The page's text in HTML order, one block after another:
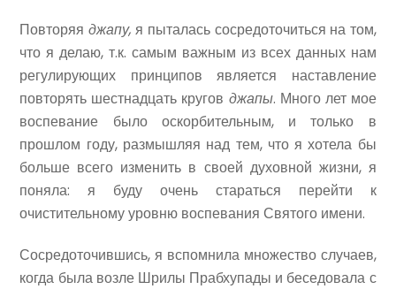
Повторяя джапу, я пыталась сосредоточиться на том,
что я делаю, т.к. самым важным из всех данных нам
регулирующих принципов является наставление
повторять шестнадцать кругов джапы. Много лет мое
воспевание было оскорбительным, и только в
прошлом году, размышляя над тем, что я хотела бы
больше всего изменить в своей духовной жизни, я
поняла: я буду очень стараться перейти к
очистительному уровню воспевания Святого имени.
Сосредоточившись, я вспомнила множество случаев,
когда была возле Шрилы Прабхупады и беседовала с